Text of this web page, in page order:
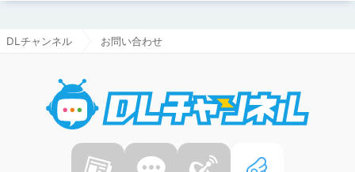
DLチャンネル お問い合わせ